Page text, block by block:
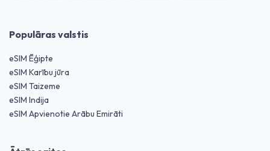
Populāras valstis
eSIM Ēģipte
eSIM Karību jūra
eSIM Taizeme
eSIM Indija
eSIM Apvienotie Arābu Emirāti